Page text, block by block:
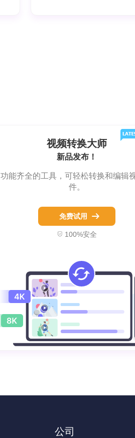
视频转换大师
新品发布！
功能齐全的工具，可轻松转换和编辑
件。
免费试用
100%安全
公司